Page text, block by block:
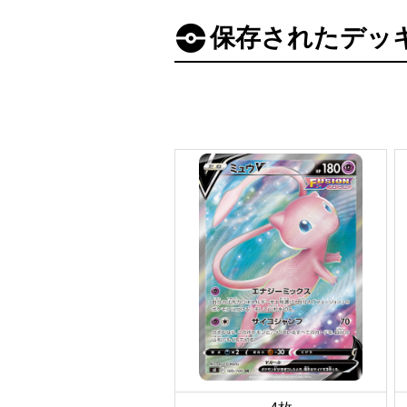
保存されたデッ